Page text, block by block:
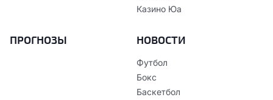
Казино Юа
ПРОГНОЗЫ НОВОСТИ
Футбол
Бокс
Баскетбол